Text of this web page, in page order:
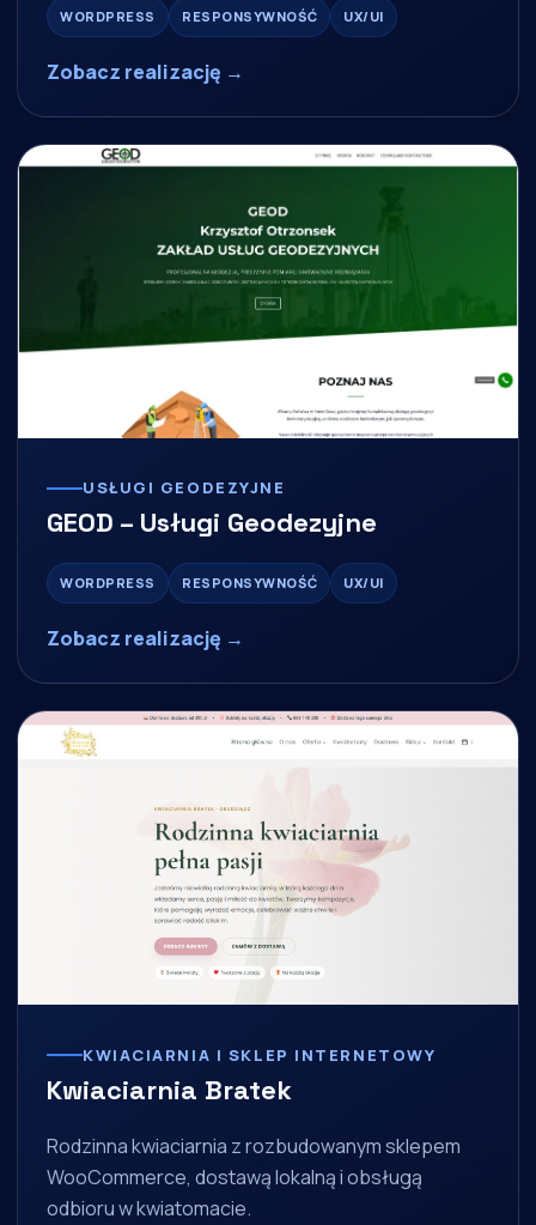
WORDPRESS RESPONSYWNOŚĆ UX/UI
Zobacz realizację →
USŁUGI GEODEZYJNE
GEOD – Usługi Geodezyjne
WORDPRESS RESPONSYWNOŚĆ UX/UI
Zobacz realizację →
KWIACIARNIA I SKLEP INTERNETOWY
Kwiaciarnia Bratek
Rodzinna kwiaciarnia z rozbudowanym sklepem
WooCommerce, dostawą lokalną i obsługą
odbioru w kwiatomacie.